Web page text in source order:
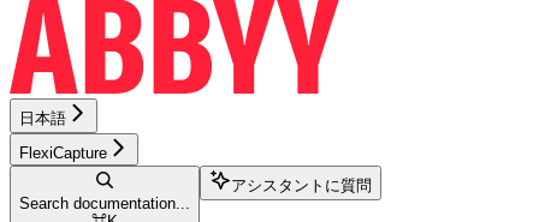
日本語
FlexiCapture
Search documentation...
アシスタントに質問